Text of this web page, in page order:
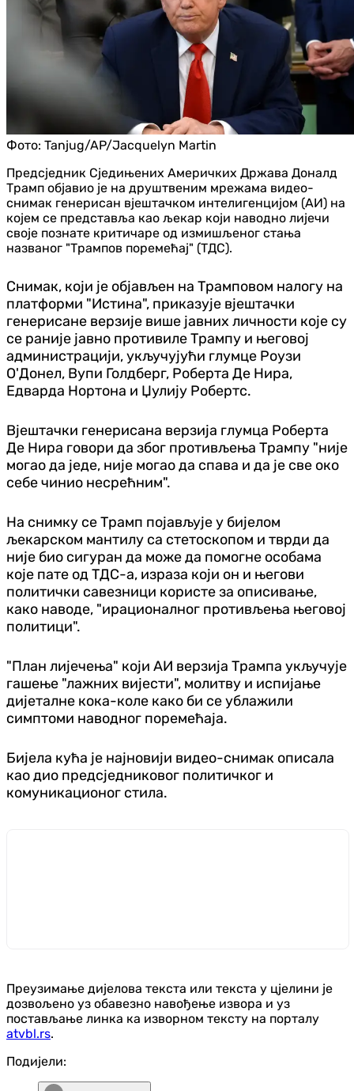
Фото: Tanjug/AP/Jacquelyn Martin
Предсједник Сједињених Америчких Држава Доналд
Трамп објавио је на друштвеним мрежама видео-
снимак генерисан вјештачком интелигенцијом (АИ) на
којем се представља као љекар који наводно лијечи
своје познате критичаре од измишљеног стања
названог "Трампов поремећај" (ТДС).
Снимак, који је објављен на Трамповом налогу на
платформи "Истина", приказује вјештачки
генерисане верзије више јавних личности које су
се раније јавно противиле Трампу и његовој
администрацији, укључујући глумце Роузи
О'Донел, Вупи Голдберг, Роберта Де Нира,
Едварда Нортона и Џулију Робертс.
Вјештачки генерисана верзија глумца Роберта
Де Нира говори да због противљења Трампу "није
могао да једе, није могао да спава и да је све око
себе чинио несрећним".
На снимку се Трамп појављује у бијелом
љекарском мантилу са стетоскопом и тврди да
није био сигуран да може да помогне особама
које пате од ТДС-а, израза који он и његови
политички савезници користе за описивање,
како наводе, "ирационалног противљења његовој
политици".
"План лијечења" који АИ верзија Трампа укључује
гашење "лажних вијести", молитву и испијање
дијеталне кока-коле како би се ублажили
симптоми наводног поремећаја.
Бијела кућа је најновији видео-снимак описала
као дио предсједниковог политичког и
комуникационог стила.
Преузимање дијелова текста или текста у цјелини је
дозвољено уз обавезно навођење извора и уз
постављање линка ка изворном тексту на порталу
atvbl.rs.
Подијели: